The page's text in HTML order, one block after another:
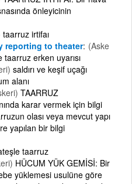
önleyicinin
taarruz irtifaı
reporting to theater (Aske
taarruz erken uyarısı
saldırı ve keşif uçağı
alanı
TAARRUZ
karar vermek için bilgi
olası veya mevcut yapı
yapılan bir bilgi
taarruz
HÜCUM YÜK GEMİSİ: Bir
yüklemesi usulüne göre